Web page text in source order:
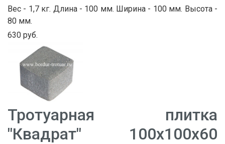
Вес - 1,7 кг. Длина - 100 мм. Ширина - 100 мм. Высота -
80 мм.
630 руб.
Тротуарная плитка
"Квадрат" 100х100х60